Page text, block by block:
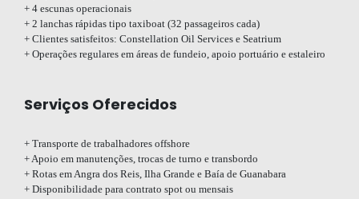
+ 4 escunas operacionais
+ 2 lanchas rápidas tipo taxiboat (32 passageiros cada)
+ Clientes satisfeitos: Constellation Oil Services e Seatrium
+ Operações regulares em áreas de fundeio, apoio portuário e estaleiro
Serviços Oferecidos
+ Transporte de trabalhadores offshore
+ Apoio em manutenções, trocas de turno e transbordo
+ Rotas em Angra dos Reis, Ilha Grande e Baía de Guanabara
+ Disponibilidade para contrato spot ou mensais